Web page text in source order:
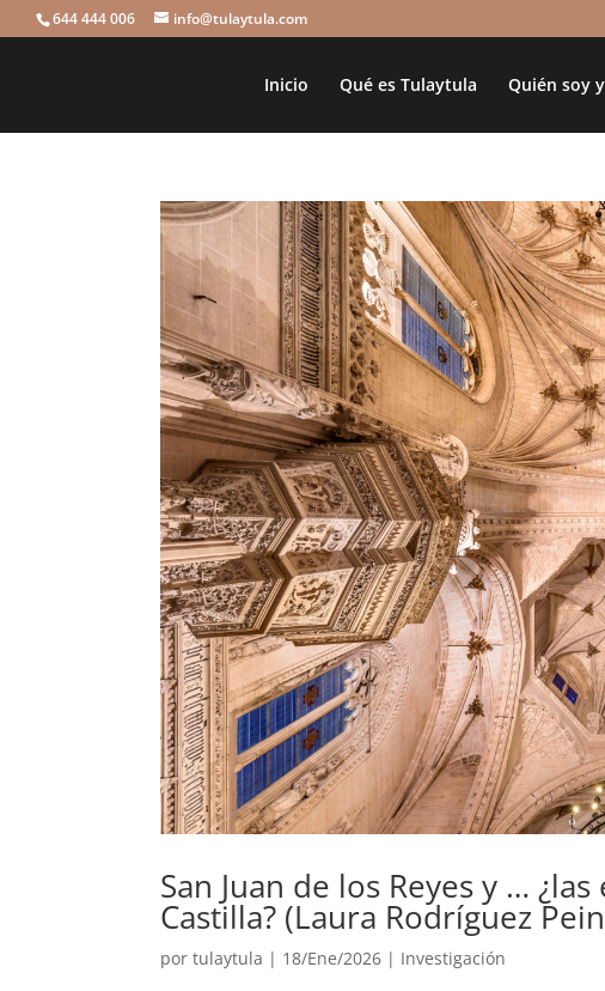
644 444 006 info@tulaytula.com
Inicio Qué es Tulaytula Quién soy
San Juan de los Reyes y …
Castilla? (Laura Rodríguez
portulaytula | 18/Ene/2026 | Investigación